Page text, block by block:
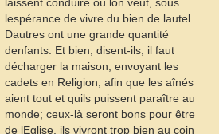
lespérance de vivre du bien de lautel.
Dautres ont une grande quantité
denfants: Et bien, disent-ils, il faut
décharger la maison, envoyant les
cadets en Religion, afin que les aînés
aient tout et quils puissent paraître au
monde; ceux-là seront bons pour être
de lEglise, ils vivront trop bien au coin